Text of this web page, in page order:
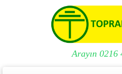
Arayın 0216